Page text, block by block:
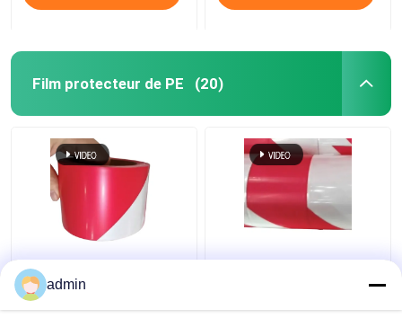
Film protecteur de PE (20)
Avertissement de
circulation PE Film de
protection noir jaune
80 - 150 microns film
admin